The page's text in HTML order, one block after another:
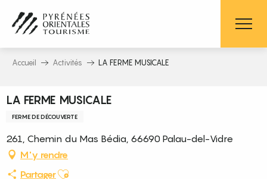
contenu
principal
Accueil Activités LA FERME MUSICALE
LA FERME MUSICALE
FERME DE DÉCOUVERTE
261, Chemin du Mas Bédia, 66690 Palau-del-Vidre
M'y rendre
PartagerAjouter aux favoris